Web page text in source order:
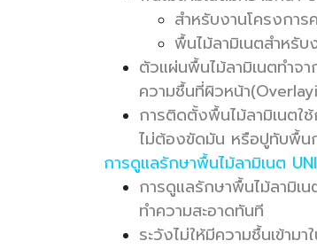
สำหรับงานโครงกา
พื้นไม้ลามิเนตสำหรั
ตัวแผ่นพื้นไม้ลามิเนตทำจ
ความชื้นที่ผิวหน้า
การติดตั้งพื้นไม้ลามิเนตใ
ไม่ต้องขัดมัน หรือปูทับพื้นก
การดูแลรักษาพื้นไม้ลามิเนต
การดูแลรักษาพื้นไม้ลามิเน
ทำความสะอาดทันที
ระวังไม่ให้มีความชื้นเข้า